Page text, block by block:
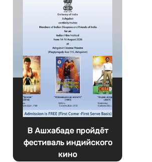
В Ашхабаде пройдёт
фестиваль индийского
кино